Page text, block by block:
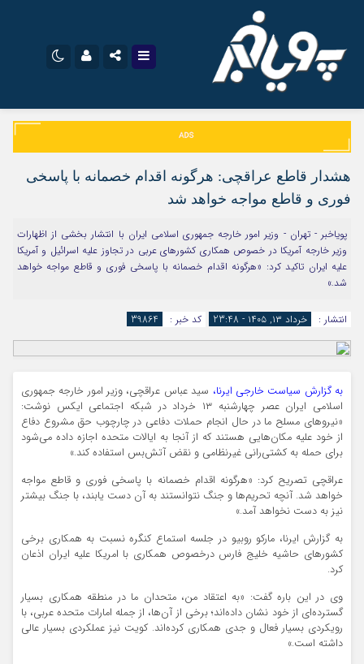
اینستاگرام تلگرام
آپارات
نام کاربری یا نشانی ایمیل
مرا به خاطر بسپار
هشدار قاطع عراقچی: هرگونه اقدام خصمانه با پاسخی
فوری و قاطع مواجه خواهد شد
پویاخبر - تهران - وزیر امور خارجه جمهوری اسلامی ایران با انتشار بخشی از اظهارات
وزیر خارجه آمریکا در خصوص همکاری کشورهای عربی در تجاوز علیه اسرائیل و آمریکا
علیه ایران تاکید کرد: «هرگونه اقدام خصمانه با پاسخی فوری و قاطع مواجه خواهد
شد.»
انتشار : خرداد ۱۳, ۱۴۰۵ - 23:48 کد خبر : 39864
به گزارش سیاست خارجی ایرنا، سید عباس عراقچی، وزیر امور خارجه جمهوری
اسلامی ایران عصر چهارشنبه ۱۳ خرداد در شبکه اجتماعی ایکس نوشت:
«نیروهای مسلح ما در حال انجام حملات دفاعی در چارچوب حق مشروع دفاع
از خود علیه مکان‌هایی هستند که از آنجا به ایالات متحده اجازه داده می‌شود
برای حمله به کشتی‌رانی غیرنظامی و نقض آتش‌بس استفاده کند.»
عراقچی تصریح کرد: «هرگونه اقدام خصمانه با پاسخی فوری و قاطع مواجه
خواهد شد. آنچه تحریم‌ها و جنگ نتوانستند به آن دست یابند، با جنگ بیشتر
نیز به دست نخواهد آمد.»
به گزارش ایرنا، مارکو روبیو در جلسه استماع کنگره نسبت به همکاری برخی
کشورهای حاشیه خلیج فارس درخصوص همکاری با امریکا علیه ایران اذعان
کرد.
وی در این باره گفت: «به اعتقاد من، متحدان ما در منطقه همکاری بسیار
گسترده‌ای از خود نشان داده‌اند؛ برخی از آن‌ها، از جمله امارات متحده عربی، با
رویکردی بسیار فعال و جدی همکاری کرده‌اند. کویت نیز عملکردی بسیار عالی
داشته است.»